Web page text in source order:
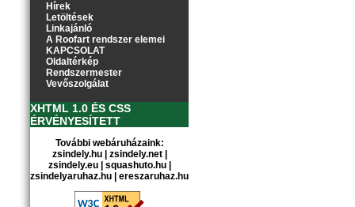
Hírek
Letöltések
Linkajánló
A Roofart rendszer elemei
KAPCSOLAT
Oldaltérkép
Rendszermester
Vevőszolgálat
XHTML 1.0 ÉS CSS
ÉRVÉNYESÍTETT
További webáruházaink:
zsindely.hu| zsindely.net|
zsindely.eu| squashuto.hu|
zsindelyaruhaz.hu
ereszaruhaz.hu